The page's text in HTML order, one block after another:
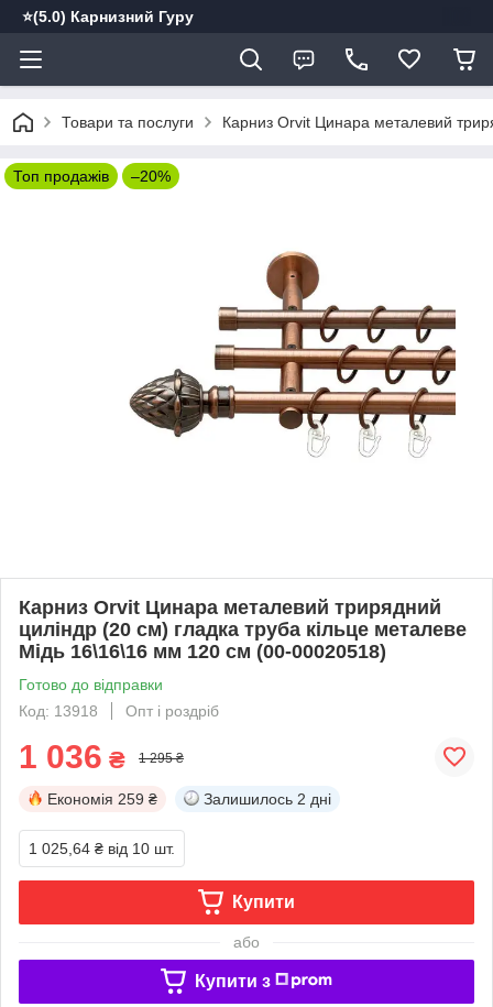
⭐️(5.0) Карнизний Гуру
Товари та послуги Карниз Orvit Цинара металевий
Топ продажів –20%
Карниз Orvit Цинара металевий трирядний
циліндр (20 см) гладка труба кільце металеве
Мідь 16\16\16 мм 120 см (00-00020518)
Готово до відправки
Код: 13918
Опт і роздріб
1 036 ₴ 1 295 ₴
Економія 259 ₴ Залишилось 2 дні
1 025,64 ₴ від 10 шт.
Купити
або
Купити з